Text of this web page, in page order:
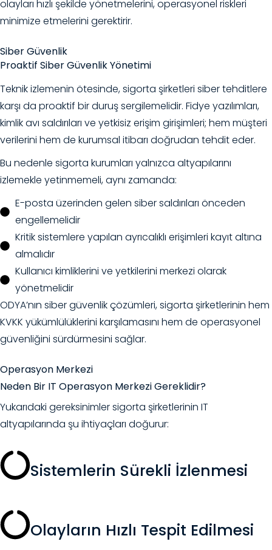
olayları hızlı şekilde yönetmelerini, operasyonel riskleri
minimize etmelerini gerektirir.
Siber Güvenlik
Proaktif Siber Güvenlik Yönetimi
Teknik izlemenin ötesinde, sigorta şirketleri siber tehditlere
karşı da proaktif bir duruş sergilemelidir. Fidye yazılımları,
kimlik avı saldırıları ve yetkisiz erişim girişimleri; hem müşteri
verilerini hem de kurumsal itibarı doğrudan tehdit eder.
Bu nedenle sigorta kurumları yalnızca altyapılarını
izlemekle yetinmemeli, aynı zamanda:
E-posta üzerinden gelen siber saldırıları önceden
engellemelidir
Kritik sistemlere yapılan ayrıcalıklı erişimleri kayıt altına
almalıdır
Kullanıcı kimliklerini ve yetkilerini merkezi olarak
yönetmelidir
ODYA’nın siber güvenlik çözümleri, sigorta şirketlerinin hem
KVKK yükümlülüklerini karşılamasını hem de operasyonel
güvenliğini sürdürmesini sağlar.
Operasyon Merkezi
Neden Bir IT Operasyon Merkezi Gereklidir?
Yukarıdaki gereksinimler sigorta şirketlerinin IT
altyapılarında şu ihtiyaçları doğurur:
Sistemlerin Sürekli İzlenmesi
Olayların Hızlı Tespit Edilmesi